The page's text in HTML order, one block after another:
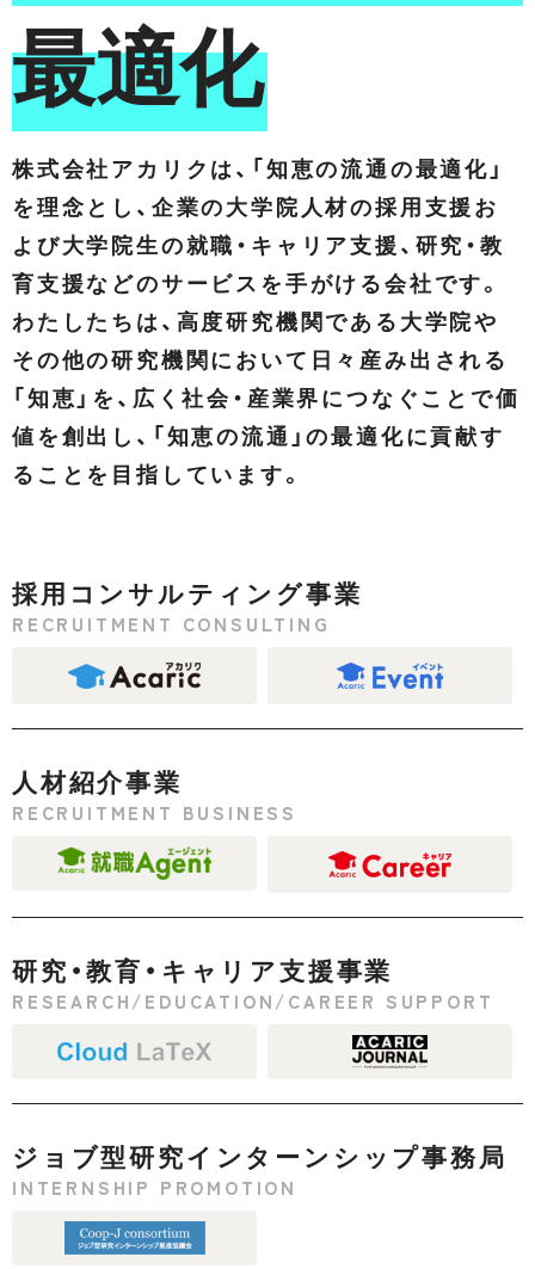
最適化
株式会社アカリクは、「知恵の流通の最適化」
を理念とし、企業の大学院人材の採用支援お
よび大学院生の就職・キャリア支援、研究・教
育支援などのサービスを手がける会社です。
わたしたちは、高度研究機関である大学院や
その他の研究機関において日々産み出される
「知恵」を、広く社会・産業界につなぐことで価
値を創出し、「知恵の流通」の最適化に貢献す
ることを目指しています。
採用コンサルティング事業
RECRUITMENT CONSULTING
人材紹介事業
RECRUITMENT BUSINESS
研究・教育・キャリア支援事業
RESEARCH/EDUCATION/CAREER SUPPORT
ジョブ型研究インターンシップ事務局
INTERNSHIP PROMOTION